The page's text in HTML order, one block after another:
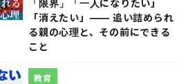
「限界」「一人になりたい」
「消えたい」―― 追い詰められ
る親の心理と、その前にできる
こと
教育